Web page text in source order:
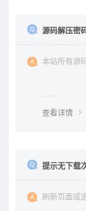
源码解压密
本站所有源
查看详情
提示无下载
刷新页面或